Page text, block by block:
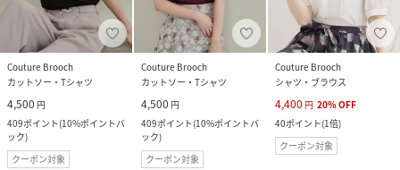
Couture Brooch
カットソー・Tシャツ
4,500 円
409ポイント(10%ポイントバ
ック)
クーポン対象
Couture Brooch
カットソー・Tシャツ
4,500 円
409ポイント(10%ポイントバ
ック)
クーポン対象
Couture Brooch
シャツ・ブラウス
4,400 円 20%OFF
40ポイント(1倍)
クーポン対象